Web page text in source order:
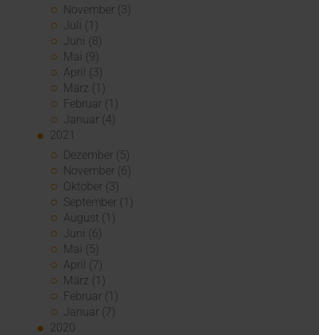
November (3)
Juli (1)
Juni (8)
Mai (9)
April (3)
März (1)
Februar (1)
Januar (4)
2021
Dezember (5)
November (6)
Oktober (3)
September (1)
August (1)
Juni (6)
Mai (5)
April (7)
März (1)
Februar (1)
Januar (7)
2020